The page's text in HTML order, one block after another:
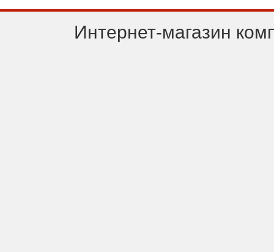
Интернет-магазин